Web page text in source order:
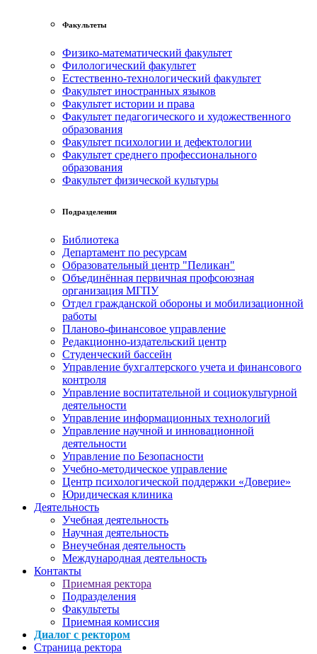
Факультеты
Физико-математический факультет
Филологический факультет
Естественно-технологический факультет
Факультет иностранных языков
Факультет истории и права
Факультет педагогического и художественного
образования
Факультет психологии и дефектологии
Факультет среднего профессионального
образования
Факультет физической культуры
Подразделения
Библиотека
Департамент по ресурсам
Образовательный центр "Пеликан"
Объединённая первичная профсоюзная
организация МГПУ
Отдел гражданской обороны и мобилизационной
работы
Планово-финансовое управление
Редакционно-издательский центр
Студенческий бассейн
Управление бухгалтерского учета и финансового
контроля
Управление воспитательной и социокультурной
деятельности
Управление информационных технологий
Управление научной и инновационной
деятельности
Управление по Безопасности
Учебно-методическое управление
Центр психологической поддержки «Доверие»
Юридическая клиника
Деятельность
Учебная деятельность
Научная деятельность
Внеучебная деятельность
Международная деятельность
Контакты
Приемная ректора
Подразделения
Факультеты
Приемная комиссия
Диалог с ректором
Страница ректора